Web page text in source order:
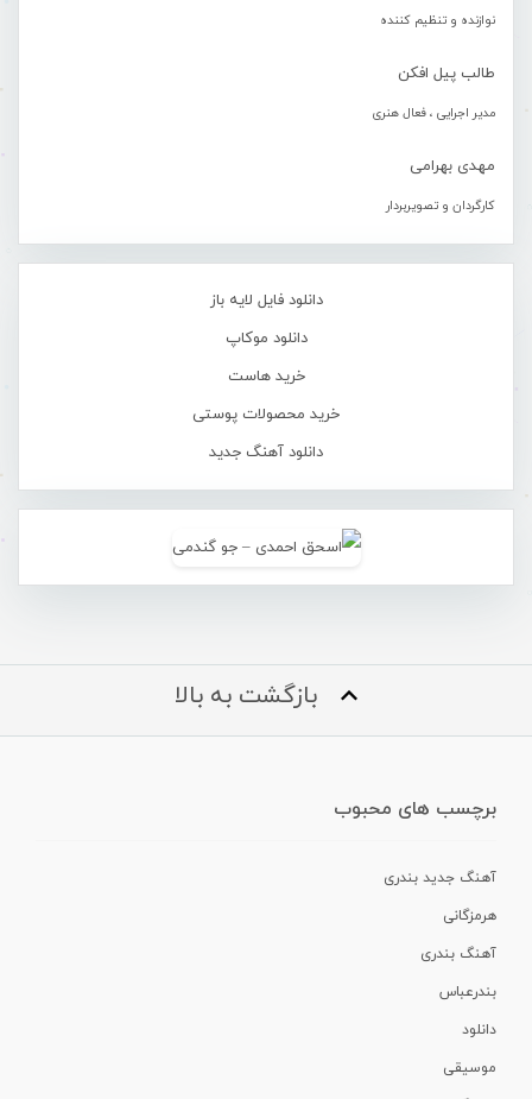
نوازنده و تنظیم کننده
طالب پیل افکن
مدیر اجرایی ، فعال هنری
مهدی بهرامی
کارگردان و تصویربردار
دانلود فایل لایه باز
دانلود موکاپ
خرید هاست
خرید محصولات پوستی
دانلود آهنگ جدید
بازگشت به بالا
برچسب های محبوب
آهنگ جدید بندری
هرمزگانی
آهنگ بندری
بندرعباس
دانلود
موسیقی